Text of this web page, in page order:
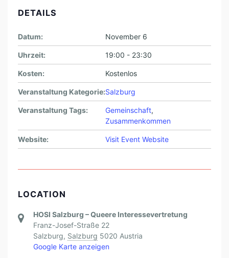
DETAILS
Datum: November 6
Uhrzeit: 19:00 - 23:30
Kosten: Kostenlos
Veranstaltung Kategorie:Salzburg
Veranstaltung Tags: Gemeinschaft,
Zusammenkommen
Website: Visit Event Website
LOCATION
HOSI Salzburg – Queere Interessevertretung
Franz-Josef-Straße 22
Salzburg, Salzburg 5020 Austria
Google Karte anzeigen